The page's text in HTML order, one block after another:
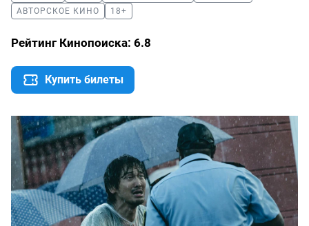
АВТОРСКОЕ КИНО
18+
Рейтинг Кинопоиска: 6.8
Купить билеты